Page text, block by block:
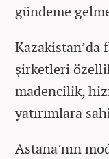
gündeme
Kazakistan’da
şirketleri
madencilik,
yatırımlara
Astana’nın